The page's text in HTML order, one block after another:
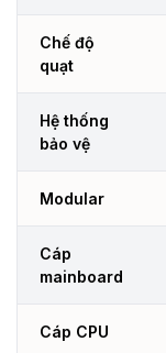
Chế độ
quạt
Hệ thống
bảo vệ
Modular
Cáp
mainboard
Cáp CPU